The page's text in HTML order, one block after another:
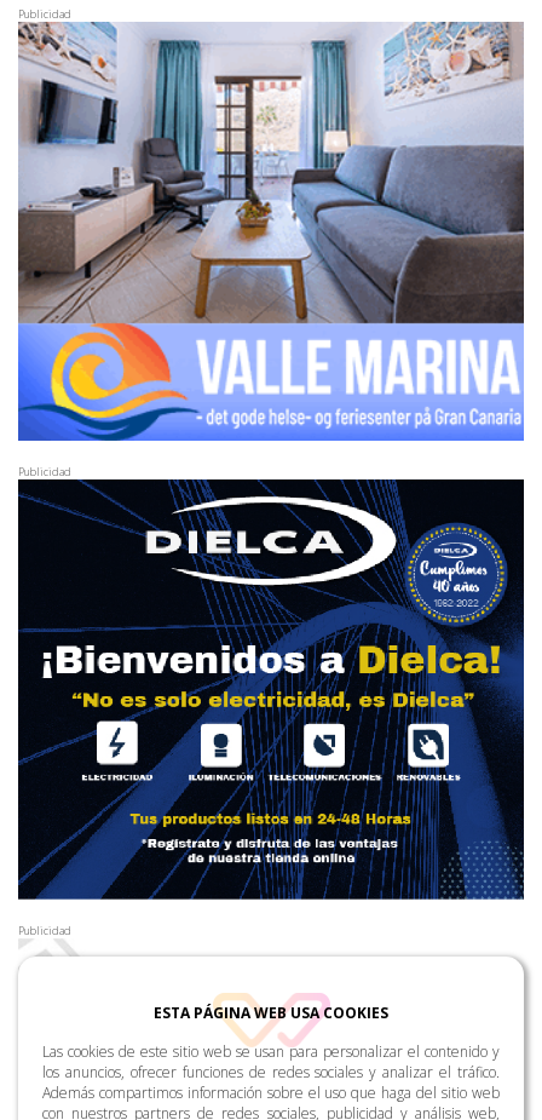
Publicidad
Publicidad
Publicidad
ESTA PÁGINA WEB USA COOKIES
Las cookies de este sitio web se usan para personalizar el contenido y
los anuncios, ofrecer funciones de redes sociales y analizar el tráfico.
Además compartimos información sobre el uso que haga del sitio web
con nuestros partners de redes sociales, publicidad y análisis web,